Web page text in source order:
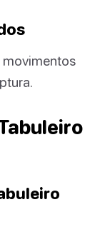
movimentos